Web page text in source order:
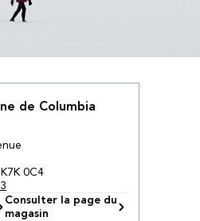
de Columbia
K7K 0C4
Consulter la page du
magasin